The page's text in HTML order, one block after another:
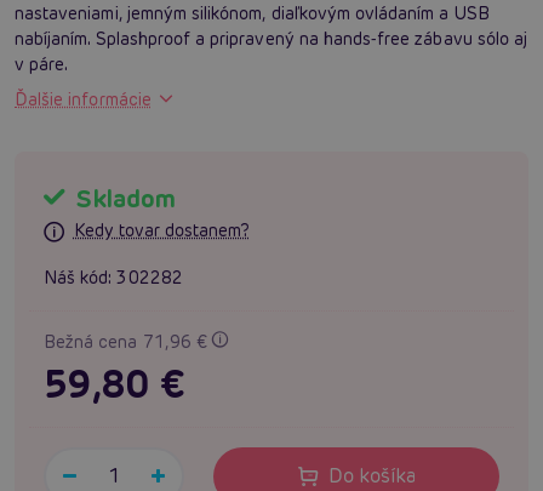
nastaveniami, jemným silikónom, diaľkovým ovládaním a USB
nabíjaním. Splashproof a pripravený na hands‑free zábavu sólo aj
v páre.
Ďalšie informácie
Skladom
Kedy tovar dostanem?
Náš kód: 302282
Bežná cena 71,96 €
59,80 €
Do košíka